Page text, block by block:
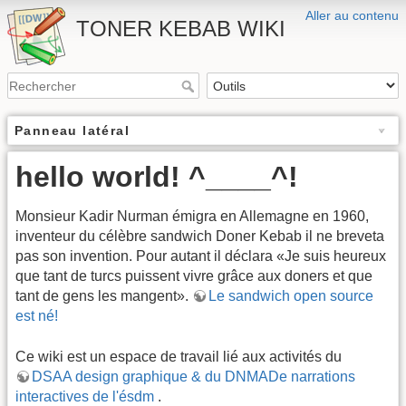
Aller au contenu
TONER KEBAB WIKI
Panneau latéral
hello world! ^____^!
Monsieur Kadir Nurman émigra en Allemagne en 1960,
inventeur du célèbre sandwich Doner Kebab il ne breveta
pas son invention. Pour autant il déclara «Je suis heureux
que tant de turcs puissent vivre grâce aux doners et que
tant de gens les mangent».
Le sandwich open source
est né!
Ce wiki est un espace de travail lié aux activités du
DSAA design graphique & du DNMADe narrations
interactives de l'ésdm .